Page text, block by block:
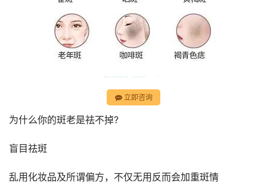
立即咨询
为什么你的斑老是祛不掉?
盲目祛斑
乱用化妆品及所谓偏方，不仅无用反而会加重斑情